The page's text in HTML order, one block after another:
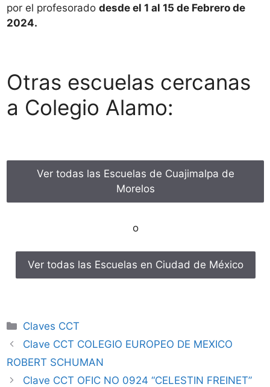
por el profesorado desde el 1 al 15 de Febrero de
2024.
Otras escuelas cercanas
a Colegio Alamo:
Ver todas las Escuelas de Cuajimalpa de
Morelos
o
Ver todas las Escuelas en Ciudad de México
Categorías
Claves CCT
Clave CCT COLEGIO EUROPEO DE MEXICO
ROBERT SCHUMAN
Clave CCT OFIC NO 0924 “CELESTIN FREINET”